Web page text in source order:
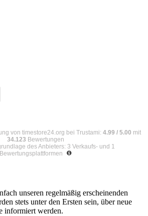
von timestore24.org bei Trustami: 4.99 / 5.00 mit
34.123 Bewertungen
des Anbieters: 3 Verkaufs- und 1
Bewertungsplattformen
unseren regelmäßig erscheinenden
stets unter den Ersten sein, über neue
informiert werden.